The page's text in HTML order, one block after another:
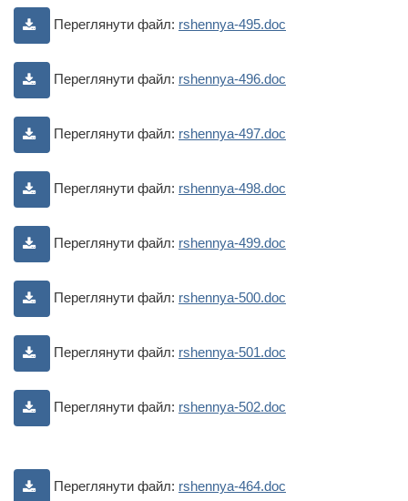
Переглянути файл: rshennya-495.doc
Переглянути файл: rshennya-496.doc
Переглянути файл: rshennya-497.doc
Переглянути файл: rshennya-498.doc
Переглянути файл: rshennya-499.doc
Переглянути файл: rshennya-500.doc
Переглянути файл: rshennya-501.doc
Переглянути файл: rshennya-502.doc
Переглянути файл: rshennya-464.doc